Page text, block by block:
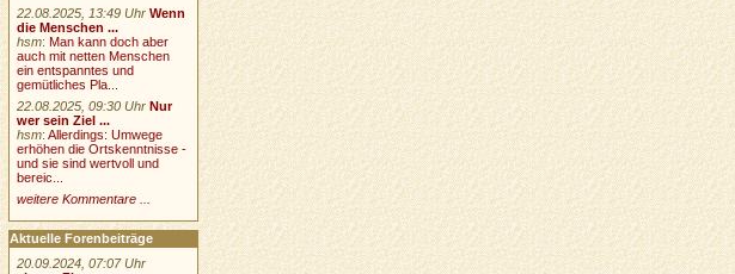
22.08.2025, 13:49 Uhr Wenn
die Menschen ...
hsm:Man kann doch aber
auch mit netten Menschen
ein entspanntes und
gemütliches Pla...
22.08.2025, 09:30 Uhr Nur
wer sein Ziel ...
hsm:Allerdings: Umwege
erhöhen die Ortskenntnisse -
und sie sind wertvoll und
bereic...
weitere Kommentare ...
Aktuelle Forenbeiträge
20.09.2024, 07:07 Uhr